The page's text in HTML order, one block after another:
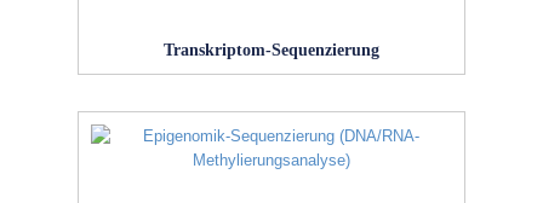
Transkriptom-Sequenzierung